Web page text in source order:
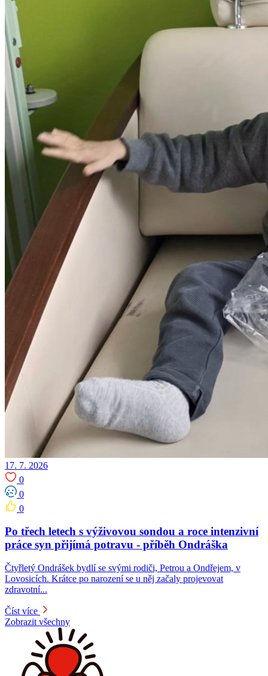
17. 7. 2026
0
0
0
Po třech letech s výživovou sondou a roce intenzivní
práce syn přijímá potravu -⁠⁠⁠⁠⁠⁠ příběh Ondráška
Čtyřletý Ondrášek bydlí se svými rodiči, Petrou a Ondřejem, v
Lovosicích. Krátce po narození se u něj začaly projevovat
zdravotní...
Číst více
Zobrazit všechny